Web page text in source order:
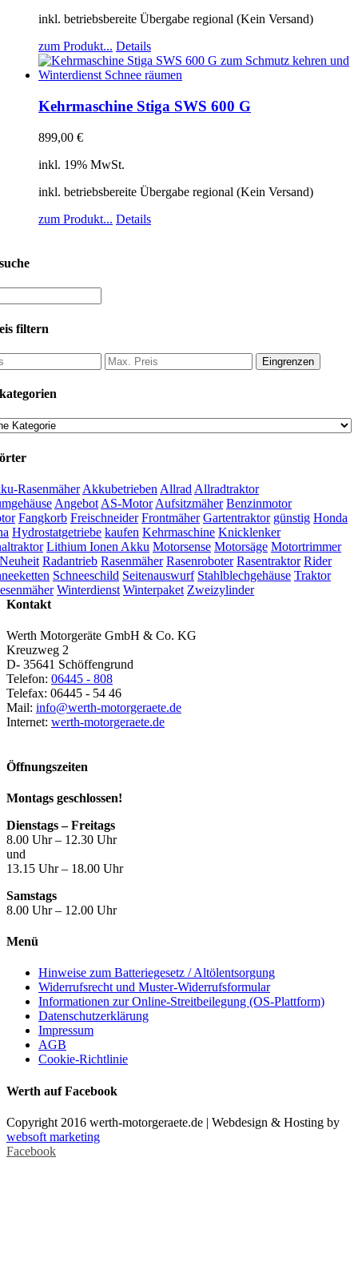
inkl. betriebsbereite Übergabe regional (Kein Versand)
zum Produkt... Details
Kehrmaschine Stiga SWS 600 G
899,00 €
inkl. 19% MwSt.
inkl. betriebsbereite Übergabe regional (Kein Versand)
zum Produkt... Details
filtern
Eingrenzen
Rasenmäher Akkubetrieben Allrad Allradtraktor
Angebot AS-Motor Aufsitzmäher Benzinmotor
Fangkorb Freischneider Frontmäher Gartentraktor günstig Honda
Hydrostatgetriebe kaufen Kehrmaschine Knicklenker
Lithium Ionen Akku Motorsense Motorsäge Motortrimmer
Neuheit Radantrieb Rasenmäher Rasenroboter Rasentraktor Rider
Schneeschild Seitenauswurf Stahlblechgehäuse Traktor
Winterdienst Winterpaket Zweizylinder
Kontakt
Werth Motorgeräte GmbH & Co. KG
Kreuzweg 2
D- 35641 Schöffengrund
Telefon: 06445 - 808
Telefax: 06445 - 54 46
Mail: info@werth-motorgeraete.de
Internet: werth-motorgeraete.de
Öffnungszeiten
Montags geschlossen!
Dienstags – Freitags
8.00 Uhr – 12.30 Uhr
und
13.15 Uhr – 18.00 Uhr
Samstags
8.00 Uhr – 12.00 Uhr
Menü
Hinweise zum Batteriegesetz / Altölentsorgung
Widerrufsrecht und Muster-Widerrufsformular
Informationen zur Online-Streitbeilegung (OS-Plattform)
Datenschutzerklärung
Impressum
AGB
Cookie-Richtlinie
Werth auf Facebook
Copyright 2016 werth-motorgeraete.de | Webdesign & Hosting by
websoft marketing
Facebook